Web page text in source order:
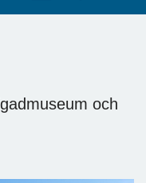
och